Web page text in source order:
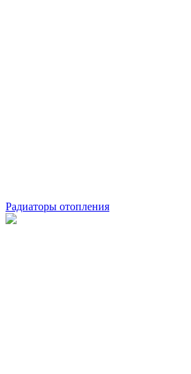
Радиаторы отопления